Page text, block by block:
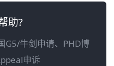
助?
G5/牛剑申请、PHD博
申诉